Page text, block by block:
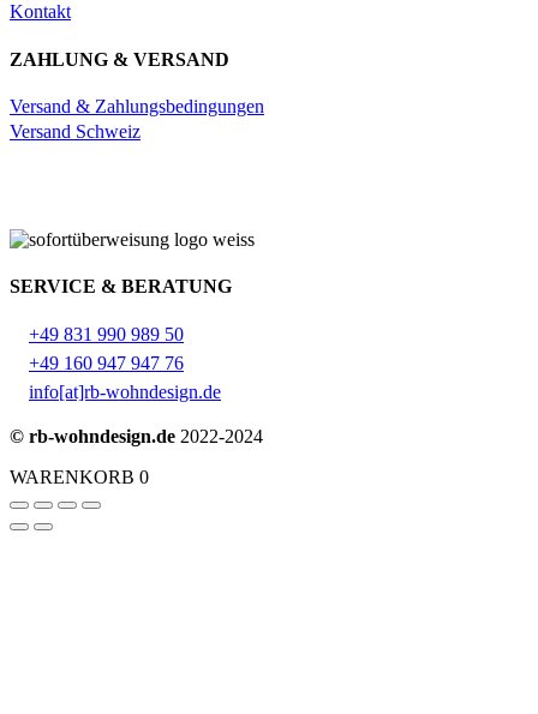
Kontakt
ZAHLUNG & VERSAND
Versand & Zahlungsbedingungen
Versand Schweiz
SERVICE & BERATUNG
+49 831 990 989 50
+49 160 947 947 76
info[at]rb-wohndesign.de
© rb-wohndesign.de 2022-2024
WARENKORB 0